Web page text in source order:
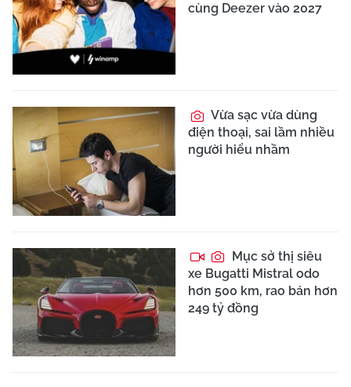
cùng Deezer vào 2027
Vừa sạc vừa dùng
điện thoại, sai lầm nhiều
người hiểu nhầm
Mục sở thị siêu
xe Bugatti Mistral odo
hơn 500 km, rao bán hơn
249 tỷ đồng